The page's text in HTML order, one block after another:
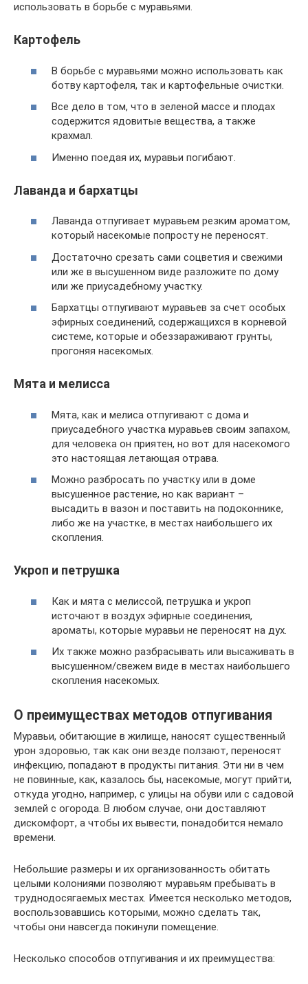
использовать в борьбе с муравьями.
Картофель
В борьбе с муравьями можно использовать как
ботву картофеля, так и картофельные очистки.
Все дело в том, что в зеленой массе и плодах
содержится ядовитые вещества, а также
крахмал.
Именно поедая их, муравьи погибают.
Лаванда и бархатцы
Лаванда отпугивает муравьем резким ароматом,
который насекомые попросту не переносят.
Достаточно срезать сами соцветия и свежими
или же в высушенном виде разложите по дому
или же приусадебному участку.
Бархатцы отпугивают муравьев за счет особых
эфирных соединений, содержащихся в корневой
системе, которые и обеззараживают грунты,
прогоняя насекомых.
Мята и мелисса
Мята, как и мелиса отпугивают с дома и
приусадебного участка муравьев своим запахом,
для человека он приятен, но вот для насекомого
это настоящая летающая отрава.
Можно разбросать по участку или в доме
высушенное растение, но как вариант –
высадить в вазон и поставить на подоконнике,
либо же на участке, в местах наибольшего их
скопления.
Укроп и петрушка
Как и мята с мелиссой, петрушка и укроп
источают в воздух эфирные соединения,
ароматы, которые муравьи не переносят на дух.
Их также можно разбрасывать или высаживать в
высушенном/свежем виде в местах наибольшего
скопления насекомых.
О преимуществах методов отпугивания
Муравьи, обитающие в жилище, наносят существенный
урон здоровью, так как они везде ползают, переносят
инфекцию, попадают в продукты питания. Эти ни в чем
не повинные, как, казалось бы, насекомые, могут прийти,
откуда угодно, например, с улицы на обуви или с садовой
землей с огорода. В любом случае, они доставляют
дискомфорт, а чтобы их вывести, понадобится немало
времени.
Небольшие размеры и их организованность обитать
целыми колониями позволяют муравьям пребывать в
труднодосягаемых местах. Имеется несколько методов,
воспользовавшись которыми, можно сделать так,
чтобы они навсегда покинули помещение.
Несколько способов отпугивания и их преимущества: